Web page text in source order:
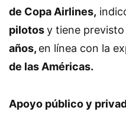
de Copa Airlines,
pilotosy tiene
años, en línea con la
de las Américas.
Apoyo público y